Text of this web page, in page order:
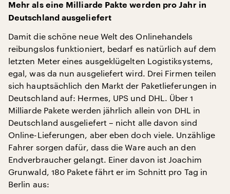
Mehr als eine Milliarde Pakte werden pro Jahr in
Deutschland ausgeliefert
Damit die schöne neue Welt des Onlinehandels
reibungslos funktioniert, bedarf es natürlich auf dem
letzten Meter eines ausgeklügelten Logistiksystems,
egal, was da nun ausgeliefert wird. Drei Firmen teilen
sich hauptsächlich den Markt der Paketlieferungen in
Deutschland auf: Hermes, UPS und DHL. Über 1
Milliarde Pakete werden jährlich allein von DHL in
Deutschland ausgeliefert – nicht alle davon sind
Online-Lieferungen, aber eben doch viele. Unzählige
Fahrer sorgen dafür, dass die Ware auch an den
Endverbraucher gelangt. Einer davon ist Joachim
Grunwald, 180 Pakete fährt er im Schnitt pro Tag in
Berlin aus: